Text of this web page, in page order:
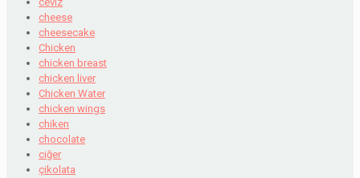
cheese
cheesecake
Chicken
chicken breast
chicken liver
Chicken Water
chicken wings
chiken
chocolate
ciğer
çikolata